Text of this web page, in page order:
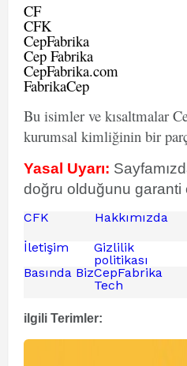
CF
CFK
CepFabrika
Cep Fabrika
CepFabrika.com
FabrikaCep
Bu isimler ve kısaltmalar
kurumsal kimliğinin bir
Yasal Uyarı:
doğru olduğunu garanti
CFK Hakkımızda
İletişim
Gizlilik
politikası
Basında BizCepFabrika
Tech
ilgili Terimler: